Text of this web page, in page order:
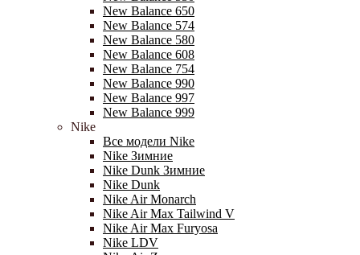
New Balance 650
New Balance 574
New Balance 580
New Balance 608
New Balance 754
New Balance 990
New Balance 997
New Balance 999
Nike
Все модели Nike
Nike Зимние
Nike Dunk Зимние
Nike Dunk
Nike Air Monarch
Nike Air Max Tailwind V
Nike Air Max Furyosa
Nike LDV